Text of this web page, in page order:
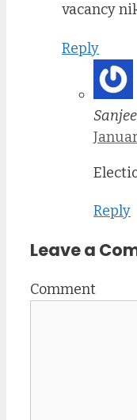
vacancy
Reply
Reply
Leave a
Comment